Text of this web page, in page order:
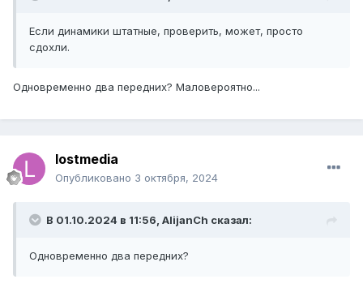
Если динамики штатные, проверить, может, просто
сдохли.
Одновременно два передних? Маловероятно...
lostmedia
Опубликовано 3 октября, 2024
В 01.10.2024 в 11:56, AlijanCh сказал:
Одновременно два передних?